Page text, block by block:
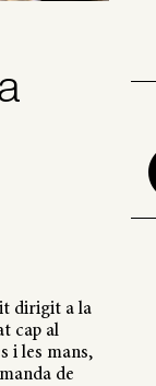
dirigit a la
cap al
i les mans,
de